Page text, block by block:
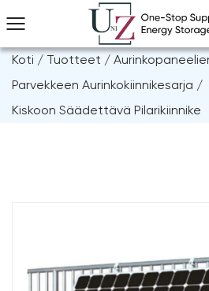
Koti / Tuotteet /
Parvekkeen Aurinkokiinnikesarja /
Kiskoon Säädettävä Pilarikiinnike